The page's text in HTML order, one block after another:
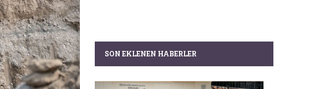
SON EKLENEN HABERLER